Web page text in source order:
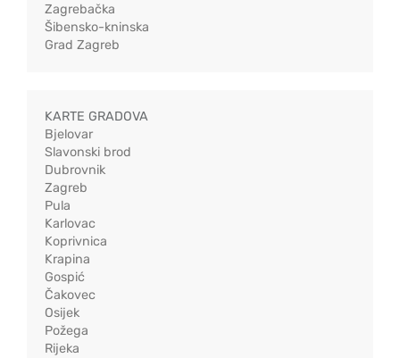
Zagrebačka
Šibensko-kninska
Grad Zagreb
KARTE GRADOVA
Bjelovar
Slavonski brod
Dubrovnik
Zagreb
Pula
Karlovac
Koprivnica
Krapina
Gospić
Čakovec
Osijek
Požega
Rijeka